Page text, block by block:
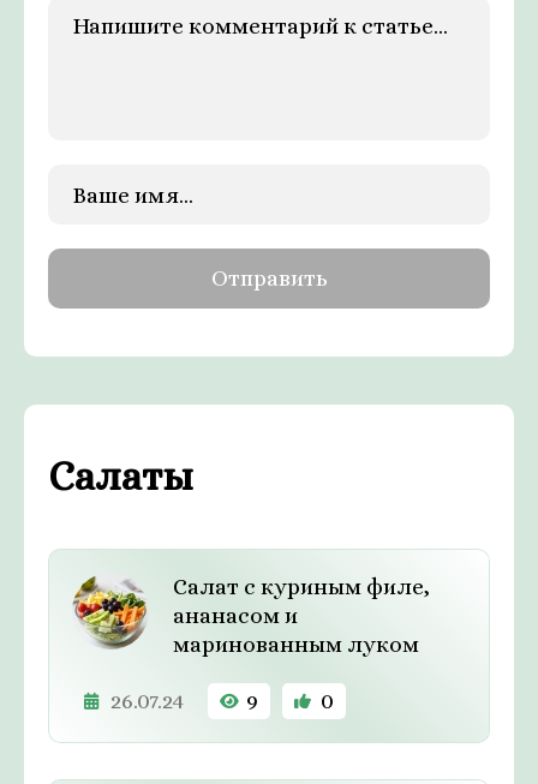
Салаты
Салат с куриным филе,
ананасом и
маринованным луком
26.07.24 9 0